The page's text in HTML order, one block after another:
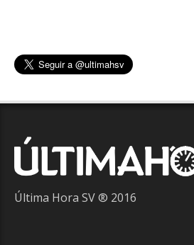
Última Hora SV ® 2016